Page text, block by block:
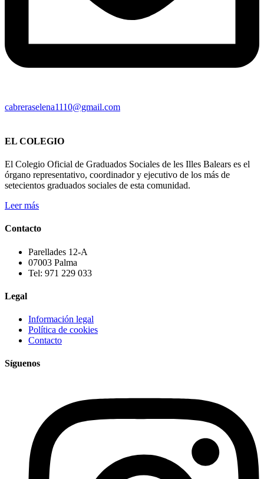
cabreraselena1110@gmail.com
EL COLEGIO
El Colegio Oficial de Graduados Sociales de les Illes Balears es el
órgano representativo, coordinador y ejecutivo de los más de
setecientos graduados sociales de esta comunidad.
Leer más
Contacto
Parellades 12-A
07003 Palma
Tel: 971 229 033
Legal
Información legal
Política de cookies
Contacto
Síguenos